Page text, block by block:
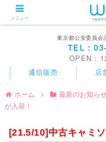
東京都公安委員会
TEL：
OPEN：
通信販売 店
ホーム 最新のお知ら
が入荷！
[21.5/10]中古キャミ
メニュー